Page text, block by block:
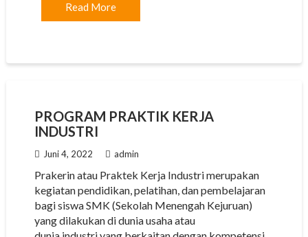
Read More
PROGRAM PRAKTIK KERJA
INDUSTRI
Juni 4, 2022 admin
Prakerin atau Praktek Kerja Industri merupakan
kegiatan pendidikan, pelatihan, dan pembelajaran
bagi siswa SMK (Sekolah Menengah Kejuruan)
yang dilakukan di dunia usaha atau